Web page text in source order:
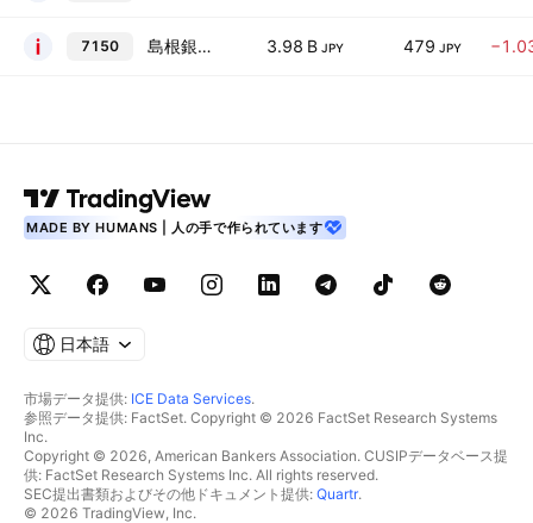
7150 島根銀行 3.98 B JPY 479 JPY
MADE BY HUMANS | 人の手で作られています
日本語
市場データ提供: ICE Data Services.
参照データ提供: FactSet. Copyright © 2026 FactSet Research Systems
Inc.
Copyright © 2026, American Bankers Association. CUSIPデータベース提
供: FactSet Research Systems Inc. All rights reserved.
SEC提出書類およびその他ドキュメント提供: Quartr.
© 2026 TradingView, Inc.